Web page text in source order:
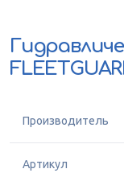
Производитель
Артикул